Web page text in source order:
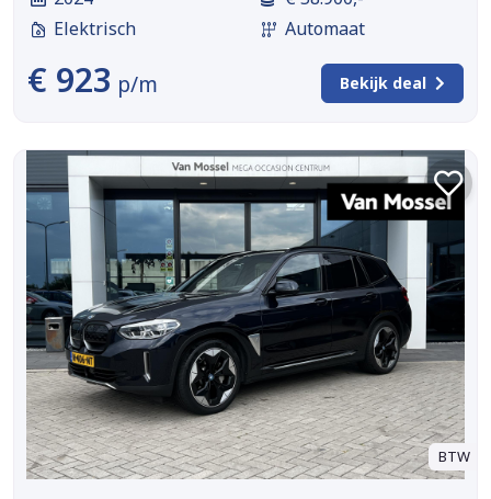
Elektrisch
Automaat
€ 923 p/m Bekijk deal
BTW